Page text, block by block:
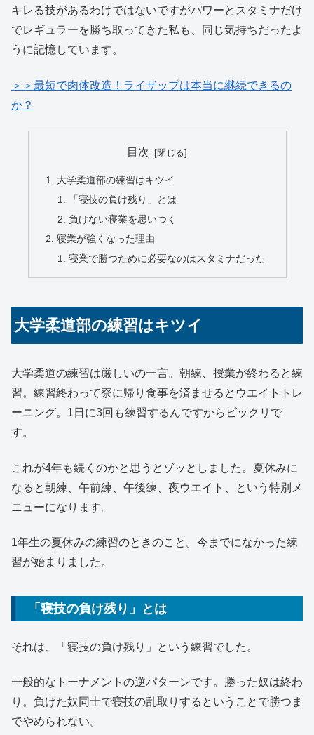
キレる技があるわけではないですがパワーとスタミナだけ
でレギュラーを勝ち取ってきた私も、同じ気持ちだったよ
うに記憶しています。
＞＞最短で肉体改造！ライザップは本当に継続できるの
か？
目次
大学柔道部の練習はキツイ
「寝技の負け残り」とは
負けない寝業を思いつく
寝業が強くなった理由
寝業で勝つために必要なのはスタミナだった
大学柔道部の練習はキツイ
大学柔道の練習は厳しいの一言。朝練、授業が終わると練
習。練習終わって寮に帰り食事を済ませるとウエイトトレ
ーニング。1日に3回も練習するんですからビックリで
す。
これが4年も続くのかと思うとゾッとしました。夏休みに
なると朝練、午前練、午後練、夜ウエイト、という特別メ
ニューになります。
1年生の夏休みの練習のときのこと。今までになかった練
習が始まりました。
「寝技の負け残り」とは
それは、「寝技の負け残り」という練習でした。
一般的なトーナメントの逆パターンです。勝った奴は終わ
り。負けた奴同士で寝技の乱取りするということで勝つま
でやめられない。